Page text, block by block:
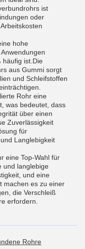
ist
oder
hohe
häufig ist.Die
aus Gummi sorgt
und Schleifstoffen
Rohr eine
was bedeutet, dass
über einen
Zuverlässigkeit
für
Langlebigkeit
eine Top-Wahl für
und langlebige
und eine
machen es zu einer
die Verschleiß
erfordern.
Rohre